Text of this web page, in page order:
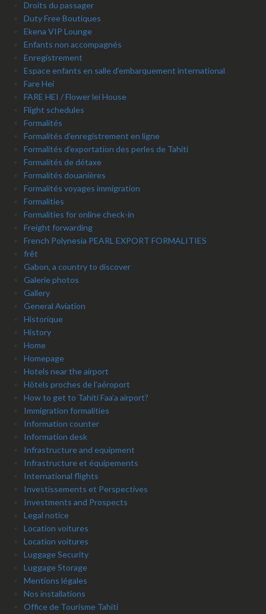
Droits du passager
Duty Free Boutiques
Ekena VIP Lounge
Enfants non accompagnés
Enregistrement
Espace enfants en salle d’embarquement international
Fare Hei
FARE HEI / Flower lei House
Flight schedules
Formalités
Formalités d’enregistrement en ligne
Formalités d’exportation des perles de Tahiti
Formalités de détaxe
Formalités douanières
Formalités voyages immigration
Formalities
Formalities for online check-in
Freight forwarding
French Polynesia PEARL EXPORT FORMALITIES
frêt
Gabon, a country to discover
Galerie photos
Gallery
General Aviation
Historique
History
Home
Homepage
Hotels near the airport
Hôtels proches de l’aéroport
How to get to Tahiti Faa’a airport?
Immigration formalities
Information counter
Information desk
Infrastructure and equipment
Infrastructure et équipements
International flights
Investissements et Perspectives
Investments and Prospects
Legal notice
Location voitures
Location voitures
Luggage Security
Luggage Storage
Mentions légales
Nos installations
Office de Tourisme Tahiti